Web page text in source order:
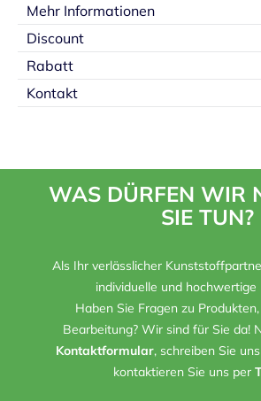
Mehr Informationen
Discount
Rabatt
Kontakt
WAS DÜRFEN WIR
SIE TUN?
Als Ihr verlässlicher
individuelle und hochwertige
Haben Sie Fragen zu
Bearbeitung? Wir sind für Sie da!
Kontaktformular, schreiben Sie
kontaktieren Sie uns per